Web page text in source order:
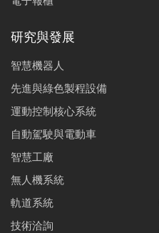
研究與發展
智慧機器人
先進與綠色製程設備
運動控制核心系統
自動駕駛與電動車
智慧工廠
無人機系統
軌道系統
技術洽詢